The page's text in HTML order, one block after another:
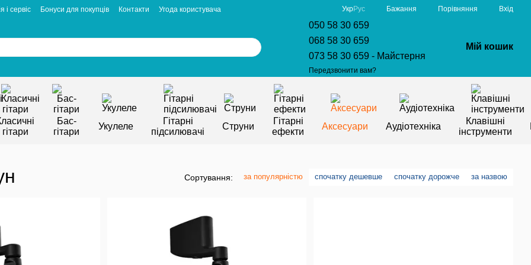
і сервіс Бонуси для покупців Контакти
Угода користувача
УкрРус Бажання Порівняння Вхід
050 58 30 659
068 58 30 659
073 58 30 659 - Майстерня
Передзвонити вам?
Мій кошик
гітари
Бас-
гітари
Укулеле
Гітарні
підсилювачі
Струни
Гітарні
ефекти
Аксесуари Аудіотехніка
Клавішні
інструменти
Сортування: за популярністю спочатку дешевше спочатку дорожче за назвою